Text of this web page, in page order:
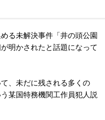
る未解決事件「井の頭公園
明かされたと話題になって
、未だに残される多くの
某国特務機関工作員犯人説